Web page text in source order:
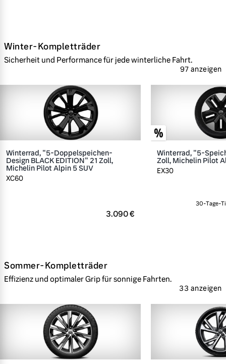
Winter-Kompletträder
Sicherheit und Performance für jede winterliche Fahrt.
97 anzeigen
Winterrad, "5-Doppelspeichen-
Design BLACK EDITION" 21 Zoll,
Michelin Pilot Alpin 5 SUV
XC60
3.090 €
Winterrad, "5-
Zoll, Michelin Pilot
EX30
30-Tage-
Sommer-Kompletträder
Effizienz und optimaler Grip für sonnige Fahrten.
33 anzeigen